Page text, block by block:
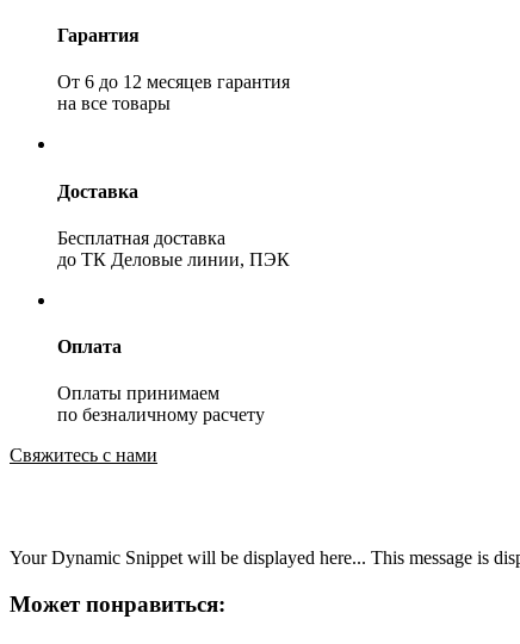
Гарантия
От 6 до 12 месяцев гарантия
на все товары
Доставка
Бесплатная доставка
до ТК Деловые линии, ПЭК
Оплата
Оплаты принимаем
по безналичному расчету
Свяжитесь с нами
Your Dynamic Snippet will be displayed here... This message is
Может понравиться: